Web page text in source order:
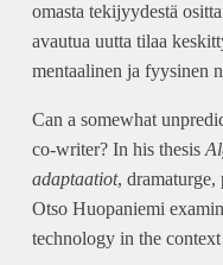
omasta tekijyydestä
avautua uutta tilaa
mentaalinen ja fyysinen
Can a somewhat
co-writer? In his thesis
adaptaatiot,
Otso Huopaniemi
technology in the